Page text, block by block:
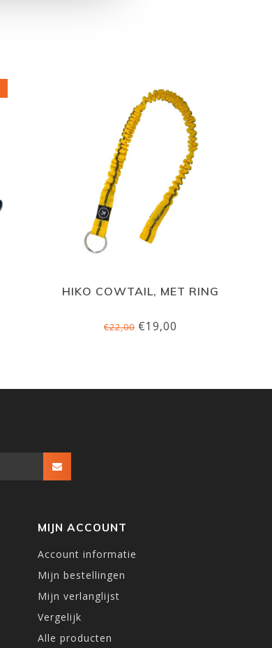
HIKO COWTAIL, MET RING
€22,00€19,00
MIJN ACCOUNT
Account informatie
Mijn bestellingen
Mijn verlanglijst
Vergelijk
Alle producten